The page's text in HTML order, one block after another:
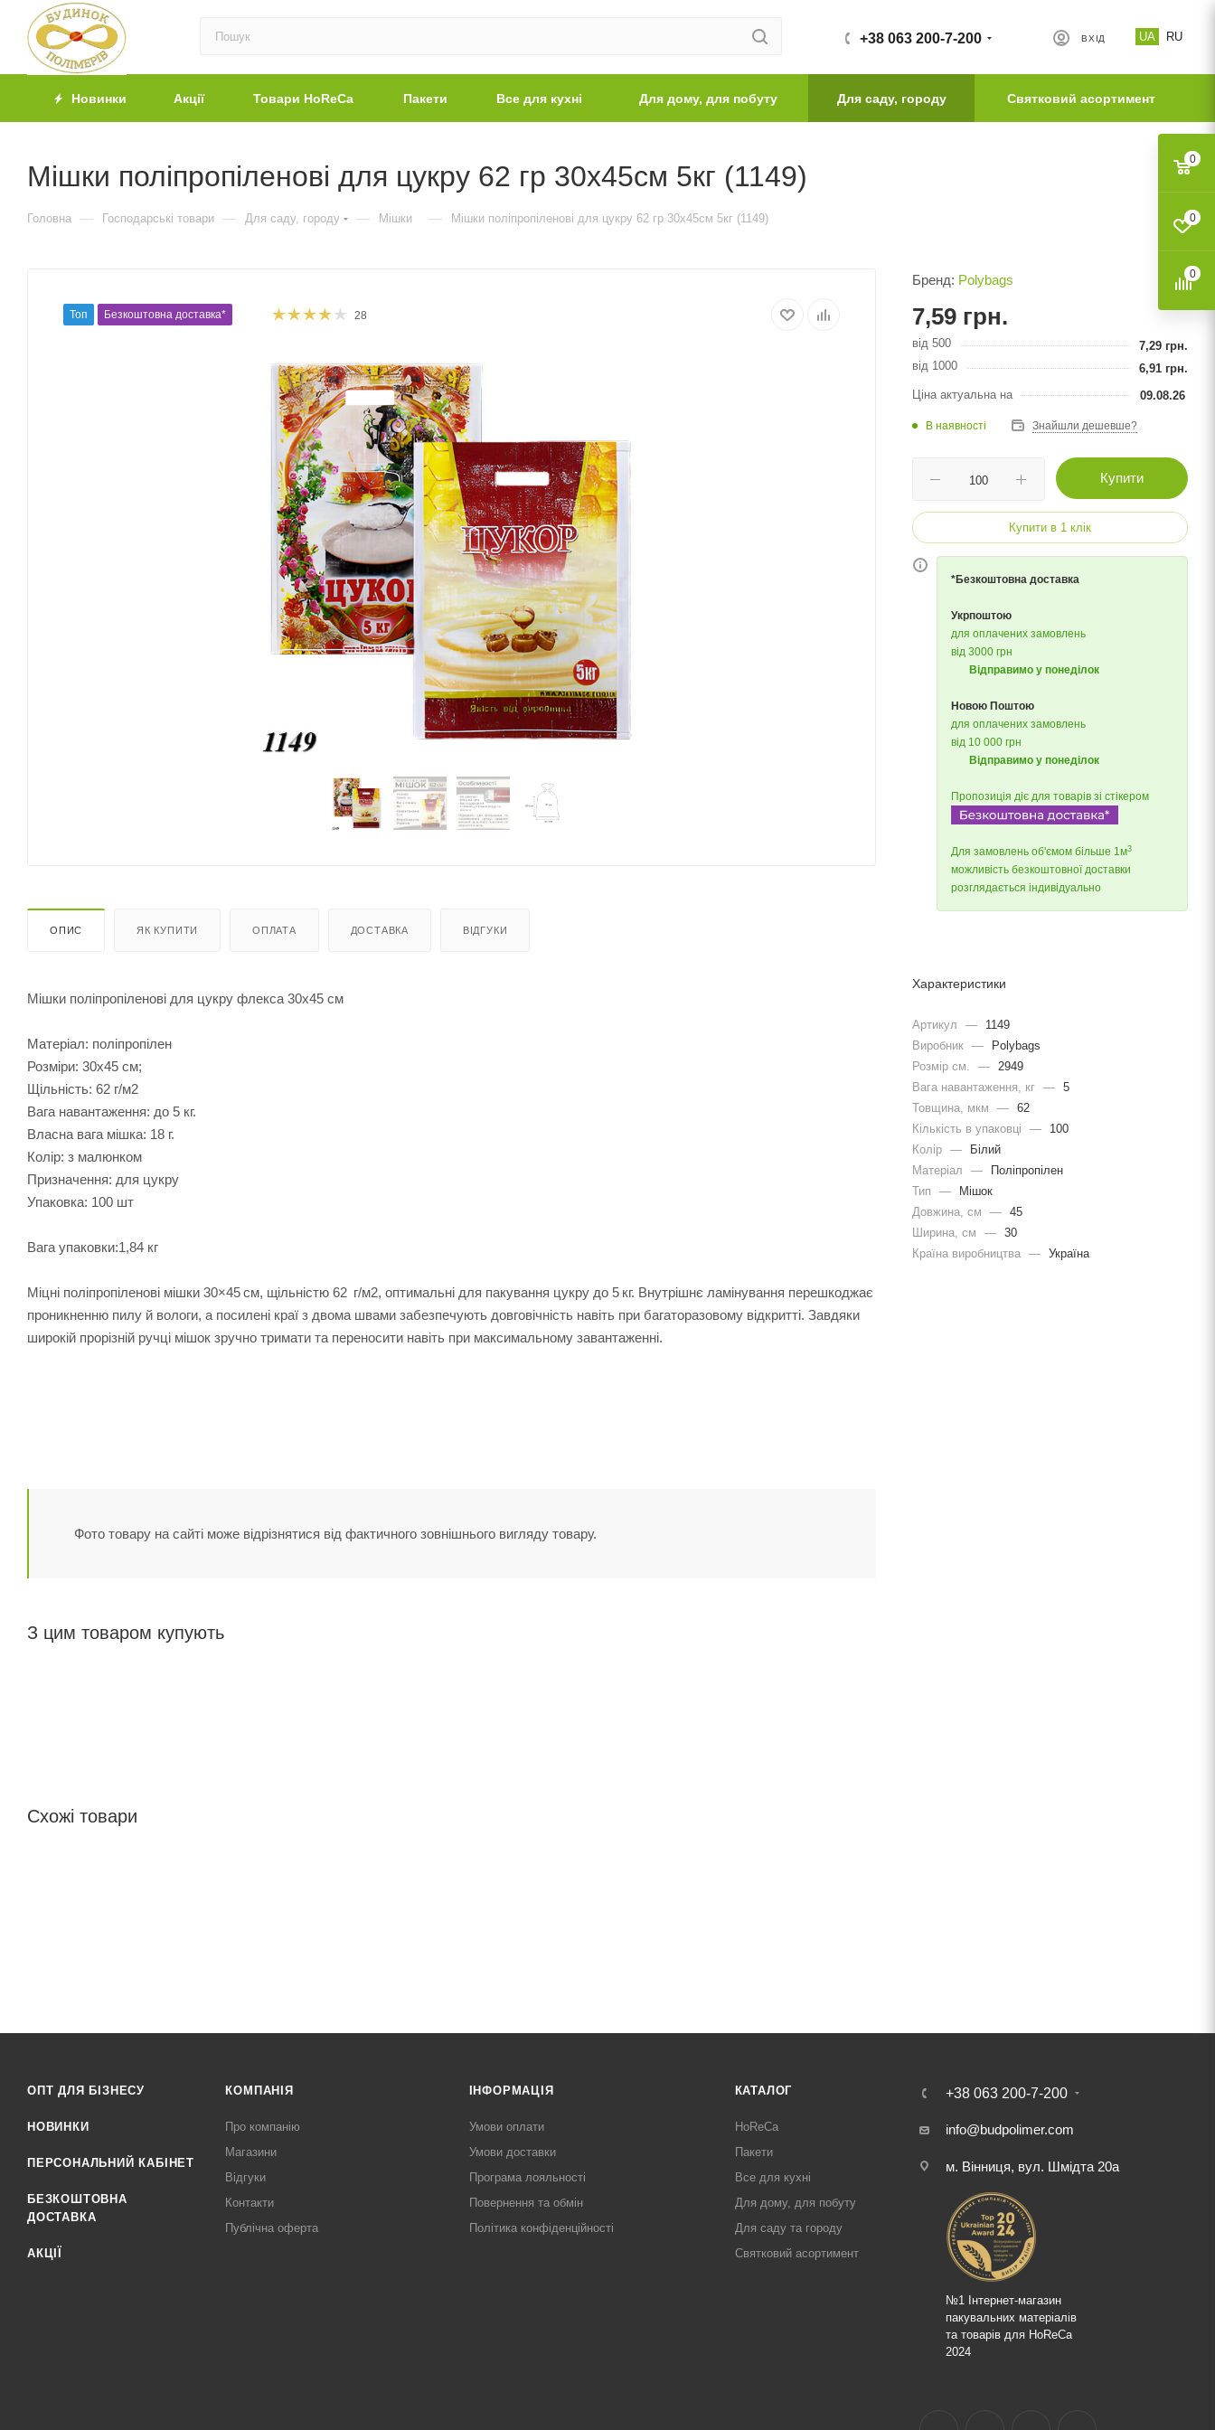
UA RU
ВХІД
+38 063 200-7-200
Новинки Акції Товари HoReCa Пакети Все для кухні Для дому, для побуту Для саду, городу Святковий асортимент
Мішки поліпропіленові для цукру 62 гр 30х45см 5кг (1149)
Головна — Господарські товари — Для саду, городу — Мішки — Мішки поліпропіленові для цукру 62 гр 30х45см 5кг (1149)
Топ Безкоштовна доставка* 28
ОПИС ЯК КУПИТИ ОПЛАТА ДОСТАВКА ВІДГУКИ
Мішки поліпропіленові для цукру флекса 30х45 см
Матеріал: поліпропілен
Розміри: 30х45 см;
Щільність: 62 г/м2
Вага навантаження: до 5 кг.
Власна вага мішка: 18 г.
Колір: з малюнком
Призначення: для цукру
Упаковка: 100 шт
Вага упаковки:1,84 кг
Міцні поліпропіленові мішки 30×45 см, щільністю 62 г/м2, оптимальні для пакування цукру до 5 кг. Внутрішнє ламінування перешкоджає
проникненню пилу й вологи, а посилені краї з двома швами забезпечують довговічність навіть при багаторазовому відкритті. Завдяки
широкій прорізній ручці мішок зручно тримати та переносити навіть при максимальному завантаженні.
Фото товару на сайті може відрізнятися від фактичного зовнішнього вигляду товару.
З цим товаром купують
Схожі товари
Бренд: Polybags
7,59 грн.
від 500 7,29 грн.
від 1000
6,91 грн.
Ціна актуальна на
09.08.26
В наявності Знайшли дешевше?
Купити
Купити в 1 клік
*Безкоштовна доставка
Укрпоштою
для оплачених замовлень
від 3000 грн
Відправимо у понеділок
Новою Поштою
для оплачених замовлень
від 10 000 грн
Відправимо у понеділок
Пропозиція діє для товарів зі стікером
Для замовлень об'ємом більше 1м3
можливість безкоштовної доставки
розглядається індивідуально
Характеристики
Артикул —
1149
Виробник —
Polybags
Розмір см.
—
2949
Вага навантаження, кг — 5
Товщина, мкм
— 62
Кількість в упаковці
—
100
Колір —
Білий
Матеріал
—
Поліпропілен
Тип
—
Мішок
Довжина, cм
— 45
Ширина, cм
— 30
Країна виробництва — Україна
ОПТ ДЛЯ БІЗНЕСУ
НОВИНКИ
ПЕРСОНАЛЬНИЙ КАБІНЕТ
БЕЗКОШТОВНА
ДОСТАВКА
АКЦІЇ
КОМПАНІЯ
Про компанію
Магазини
Відгуки
Контакти
Публічна оферта
ІНФОРМАЦІЯ
Умови оплати
Умови доставки
Програма лояльності
Повернення та обмін
Політика конфіденційності
КАТАЛОГ
HoReCa
Пакети
Все для кухні
Для дому, для побуту
Для саду та городу
Святковий асортимент
+38 063 200-7-200
info@budpolimer.com
м. Вінниця, вул. Шмідта 20а
№1 Інтернет-магазин
пакувальних матеріалів
та товарів для HoReCa
2024
0
0
0